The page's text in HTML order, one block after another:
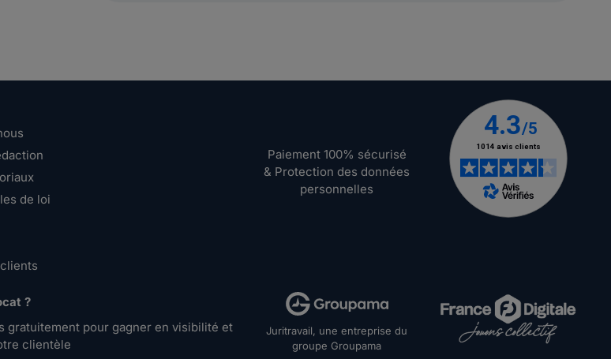
de loi
?
gratuitement pour gagner en visibilité et
clientèle
Paiement 100% sécurisé
& Protection des données
personnelles
Juritravail, une entreprise du
groupe Groupama